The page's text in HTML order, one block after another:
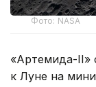
Фото: NASA
«Артемида-II»
к Луне на